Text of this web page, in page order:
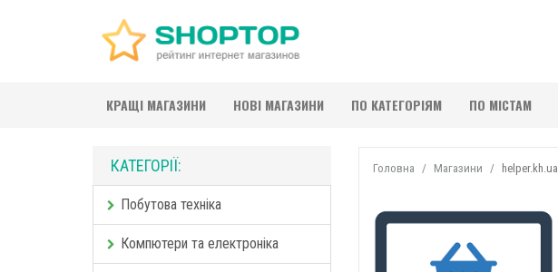
КРАЩІ МАГАЗИНИ НОВІ МАГАЗИНИ ПО КАТЕГОРІЯМ ПО МІСТАМ
КАТЕГОРІЇ:
Побутова техніка
Компютери та електроніка
Головна Магазини helper.kh.ua